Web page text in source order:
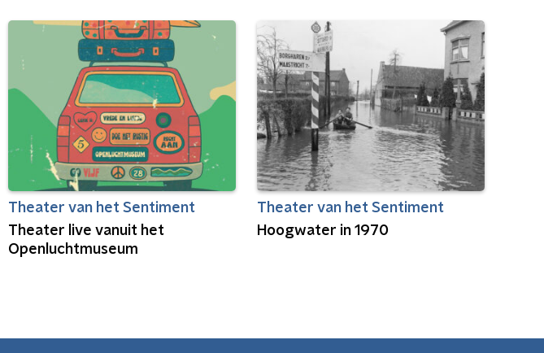
Theater van het Sentiment
Theater live vanuit het
Openluchtmuseum
Theater van het Sentiment
Hoogwater in 1970